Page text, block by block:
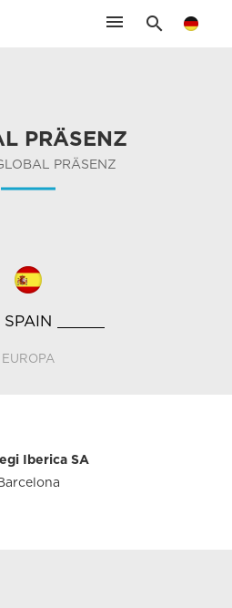
search
menu
PRÄSENZ
PRÄSENZ
SPAIN
EUROPA
Iberica SA